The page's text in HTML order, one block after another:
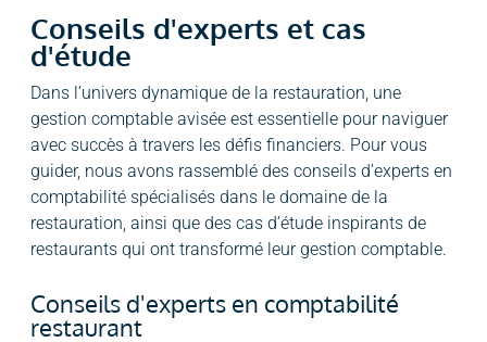
Conseils d'experts et cas
d'étude
Dans l’univers dynamique de la restauration, une
gestion comptable avisée est essentielle pour naviguer
avec succès à travers les défis financiers. Pour vous
guider, nous avons rassemblé des conseils d’experts en
comptabilité spécialisés dans le domaine de la
restauration, ainsi que des cas d’étude inspirants de
restaurants qui ont transformé leur gestion comptable.
Conseils d'experts en comptabilité
restaurant